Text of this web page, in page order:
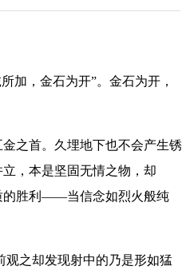
加，金石为开”。金石为开，
之首。久埋地下也不会产生锈
，本是坚固无情之物，却
的胜利——当信念如烈火般纯
之却发现射中的乃是形如猛